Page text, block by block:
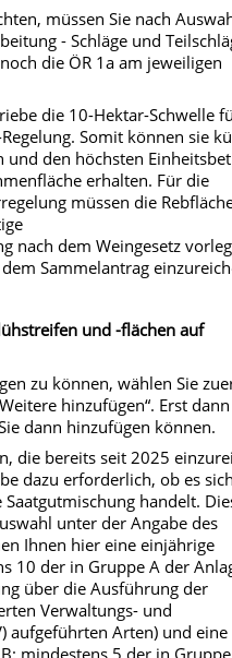
müssen Sie nach
- Schläge und
die ÖR 1a am jeweiligen
die 10-Hektar-Schwelle
Somit können sie
und den höchsten
erhalten. Für die
müssen die
nach dem Weingesetz
Sammelantrag
und -flächen auf
zu können, wählen Sie
hinzufügen“. Erst
dann hinzufügen können.
die bereits seit 2025
dazu erforderlich, ob es
handelt.
unter der Angabe des
Ihnen hier eine einjährige
10 der in Gruppe A der
über die Ausführung der
Verwaltungs- und
aufgeführten Arten) und eine